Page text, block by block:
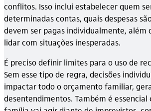
conflitos. Isso inclui estabelecer quem
determinadas contas, quais despesas
devem ser pagas individualmente, além
lidar com situações inesperadas.
É preciso definir limites para o uso de
Sem esse tipo de regra, decisões
impactar todo o orçamento familiar,
desentendimentos. Também é essencial